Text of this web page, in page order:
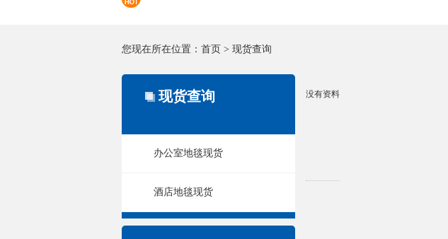
您现在所在位置： 首页 > 现货查询
现货查询
办公室地毯现货
酒店地毯现货
没有资料